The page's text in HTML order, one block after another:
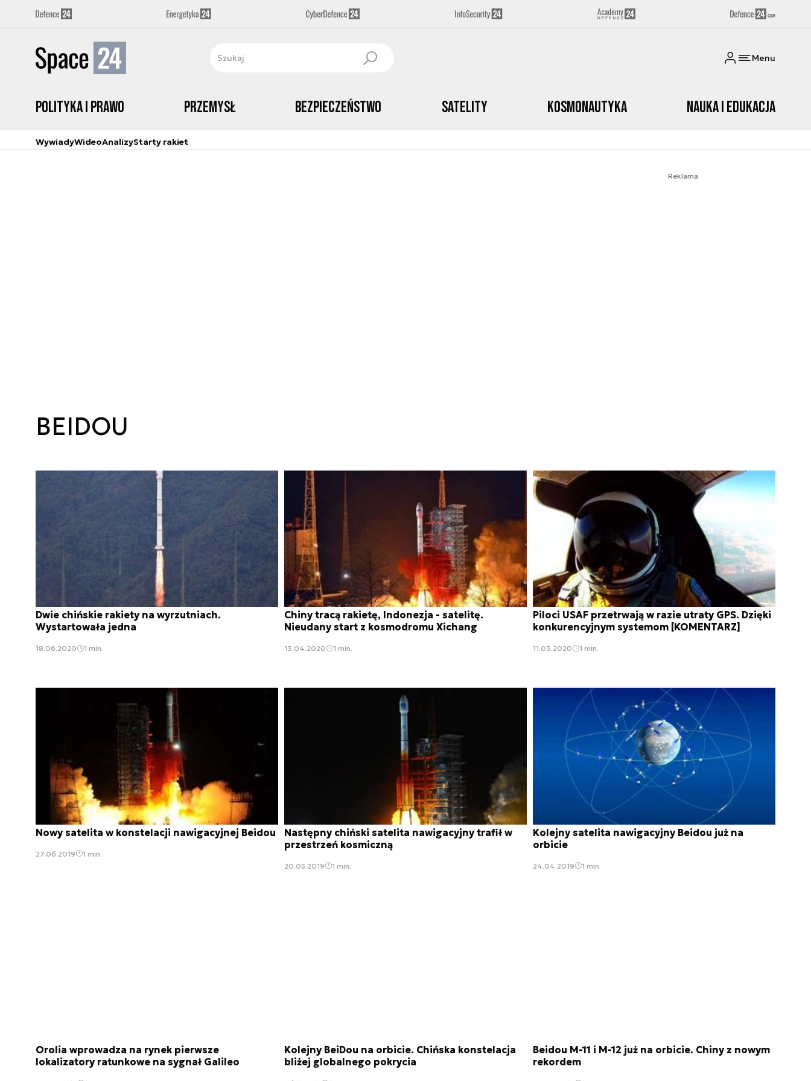
Menu
Polityka i prawo Przemysł Bezpieczeństwo Satelity Kosmonautyka Nauka i edukacja
WywiadyWideoAnalizyStarty rakiet
Reklama
BEIDOU
Dwie chińskie rakiety na wyrzutniach.
Wystartowała jedna
18.06.2020 1 min.
Chiny tracą rakietę, Indonezja - satelitę.
Nieudany start z kosmodromu Xichang
13.04.2020 1 min.
Piloci USAF przetrwają w razie utraty GPS. Dzięki
konkurencyjnym systemom [KOMENTARZ]
11.03.2020 1 min.
Nowy satelita w konstelacji nawigacyjnej Beidou
27.06.2019 1 min.
Następny chiński satelita nawigacyjny trafił w
przestrzeń kosmiczną
20.05.2019 1 min.
Kolejny satelita nawigacyjny Beidou już na
orbicie
24.04.2019 1 min.
Orolia wprowadza na rynek pierwsze
lokalizatory ratunkowe na sygnał Galileo
Kolejny BeiDou na orbicie. Chińska konstelacja
bliżej globalnego pokrycia
Beidou M-11 i M-12 już na orbicie. Chiny z nowym
rekordem